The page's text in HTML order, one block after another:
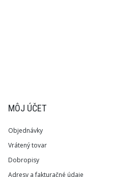
MÔJ ÚČET
Objednávky
Vrátený tovar
Dobropisy
Adresy a fakturačné údaje